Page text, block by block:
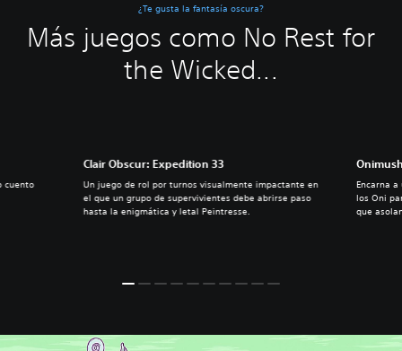
¿Te gusta la fantasía oscura?
Más juegos como No Rest for
the Wicked...
Clair Obscur: Expedition 33
Un juego de rol por turnos visualmente impactante en
el que un grupo de supervivientes debe abrirse paso
hasta la enigmática y letal Peintresse.
Encarna
los Oni
que
cuento